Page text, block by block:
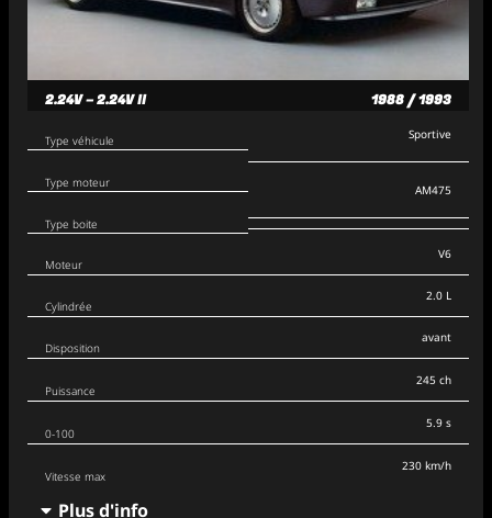
2.24V – 2.24V II 1988 / 1993
Type véhicule
Type moteur
Type boite
Sportive
AM475
Moteur
Cylindrée
Disposition
V6
2.0 L
avant
Puissance
0-100
Vitesse max
245 ch
5.9 s
230 km/h
Plus d'info